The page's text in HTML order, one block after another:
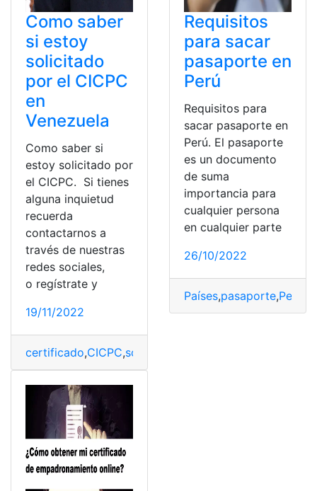
Como saber
si estoy
solicitado
por el CICPC
en
Venezuela
Como saber si
estoy solicitado por
el CICPC. Si tienes
alguna inquietud
recuerda
contactarnos a
través de nuestras
redes sociales,
o regístrate y
19/11/2022
certificado,CICPC,solicitado
Requisitos
para sacar
pasaporte en
Perú
Requisitos para
sacar pasaporte en
Perú. El pasaporte
es un documento
de suma
importancia para
cualquier persona
en cualquier parte
26/10/2022
Países,pasaporte,Perú